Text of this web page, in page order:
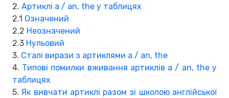
2. Артиклі a / an, the у таблицях
2.1 Означений
2.2 Неозначений
2.3 Нульовий
3. Сталі вирази з артиклями a / an, the
4. Типові помилки вживання артиклів a / an, the у
таблицях
5.Як вивчати артиклі разом зі школою англійської